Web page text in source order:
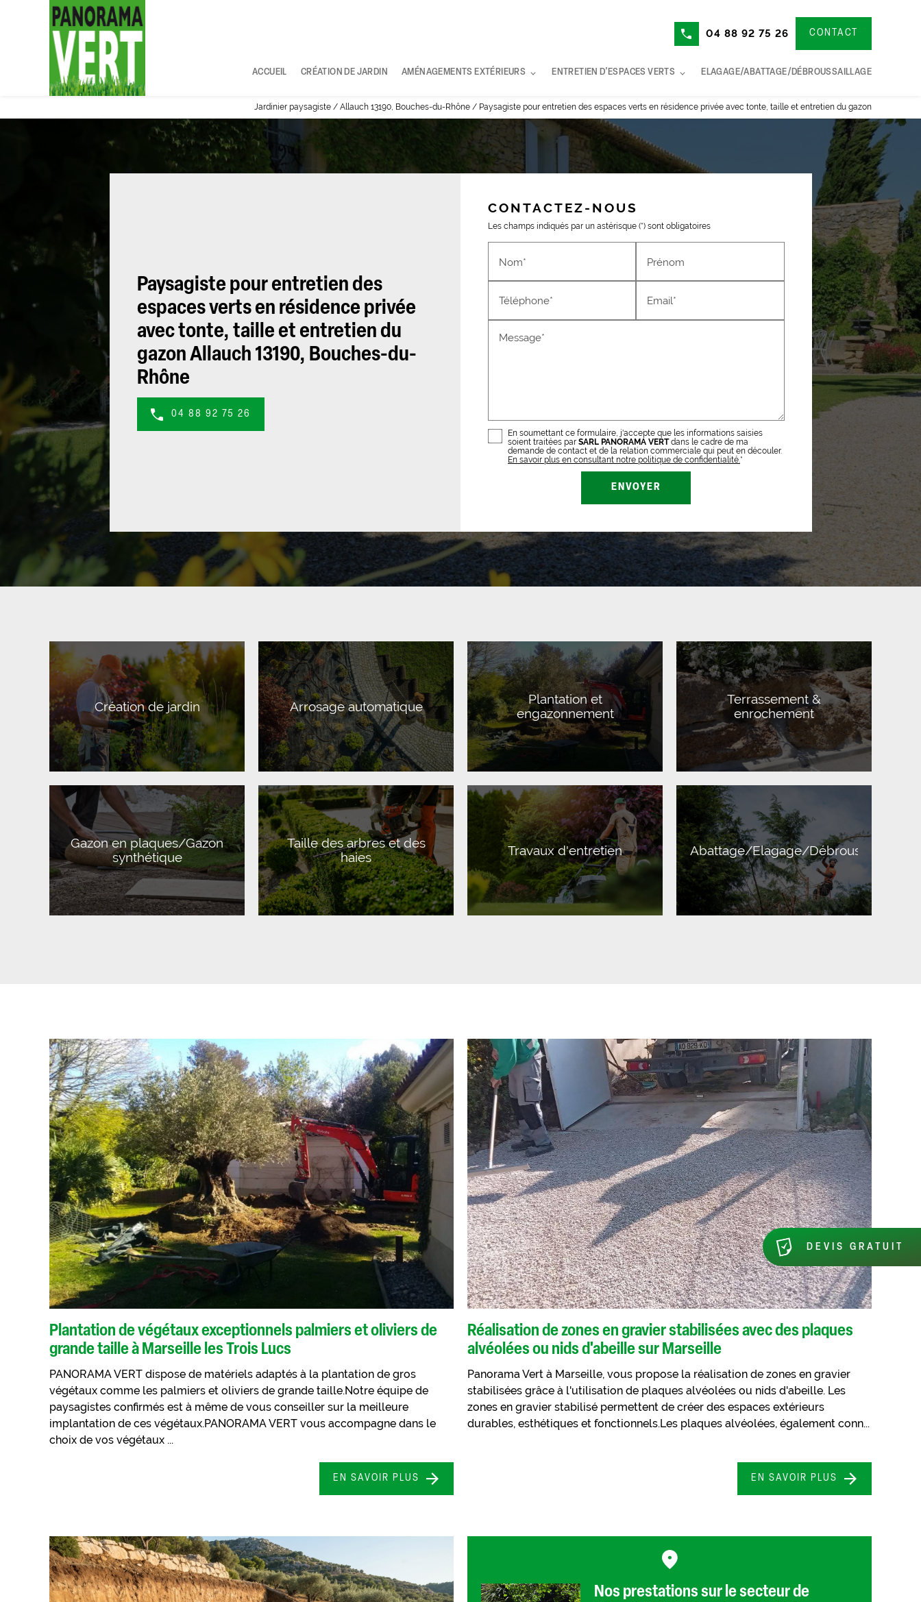
04 88 92 75 26 CONTACT
ACCUEIL CRÉATION DE JARDIN AMÉNAGEMENTS EXTÉRIEURS ENTRETIEN D'ESPACES VERTS ELAGAGE/ABATTAGE/DÉBROUSSAILLAGE
Jardinier paysagiste / Allauch 13190, Bouches-du-Rhône / Paysagiste pour entretien des espaces verts en résidence privée avec tonte, taille et entretien du gazon
Paysagiste pour entretien des
espaces verts en résidence privée
avec tonte, taille et entretien du
gazon Allauch 13190, Bouches-du-
Rhône
04 88 92 75 26
CONTACTEZ-NOUS
Les champs indiqués par un astérisque (*) sont obligatoires
Nom* Prénom
Téléphone* Email*
Message*
En soumettant ce formulaire, j'accepte que les informations saisies
soient traitées par SARL PANORAMA VERTdans le cadre de ma
demande de contact et de la relation commerciale qui peut en découler.
En savoir plus en consultant notre politique de confidentialité. *
Création de jardin Arrosage automatique
Plantation et
engazonnement
Terrassement &
enrochement
Gazon en plaques/Gazon
synthétique
Taille des arbres et des
haies
Travaux d'entretien Abattage/Elagage/Débroussaillage
Plantation de végétaux exceptionnels palmiers et oliviers de
grande taille à Marseille les Trois Lucs
PANORAMA VERT dispose de matériels adaptés à la plantation de gros
végétaux comme les palmiers et oliviers de grande taille.Notre équipe de
paysagistes confirmés est à même de vous conseiller sur la meilleure
implantation de ces végétaux.PANORAMA VERT vous accompagne dans le
choix de vos végétaux ...
EN SAVOIR PLUS
Réalisation de zones en gravier stabilisées avec des plaques
alvéolées ou nids d'abeille sur Marseille
Panorama Vert à Marseille, vous propose la réalisation de zones en gravier
stabilisées grâce à l'utilisation de plaques alvéolées ou nids d'abeille. Les
zones en gravier stabilisé permettent de créer des espaces extérieurs
durables, esthétiques et fonctionnels.Les plaques alvéolées, également conn...
EN SAVOIR PLUS
Nos prestations sur le secteur de
DEVIS GRATUIT
Panneau de gestion des cookies